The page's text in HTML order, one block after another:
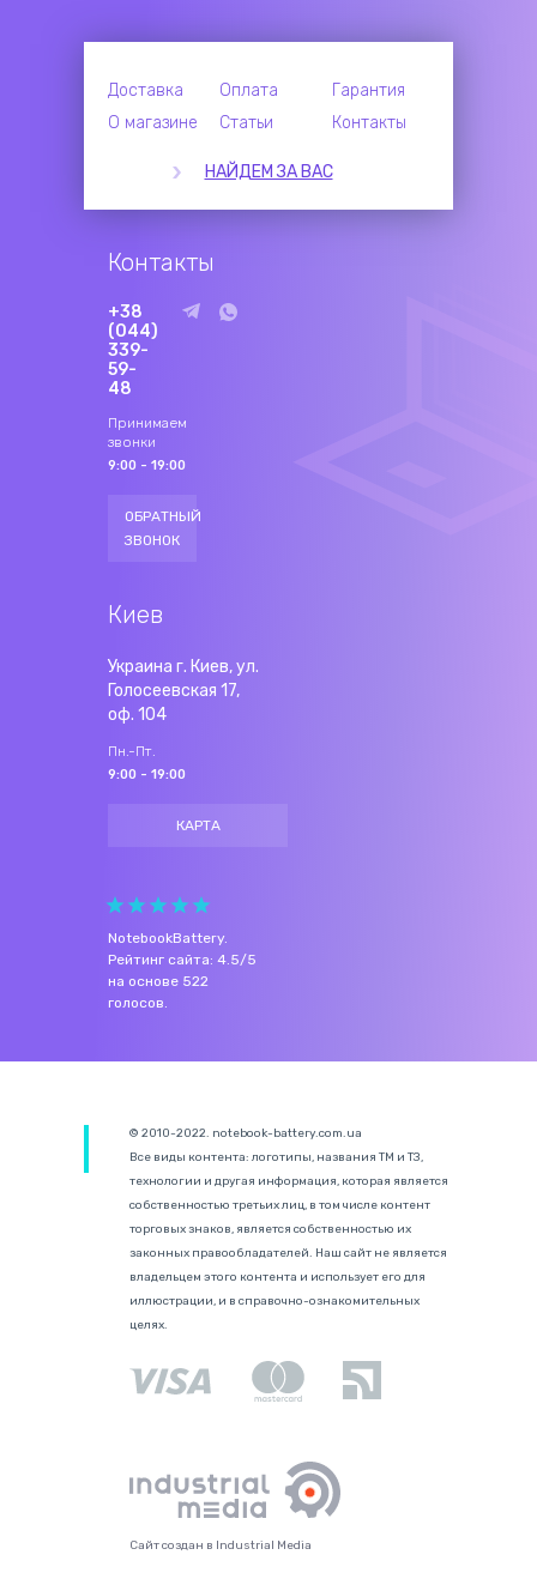
Доставка Оплата
Гарантия
О магазине
Статьи Контакты
НАЙДЕМ ЗА ВАС
Контакты
+38
(044)
339-
59-
48
Принимаем
звонки
9:00 - 19:00
ОБРАТНЫЙ
ЗВОНОК
Киев
Украина г. Киев, ул.
Голосеевская 17,
оф. 104
Пн.-Пт.
9:00 - 19:00
КАРТА
NotebookBattery.
Рейтинг сайта: 4.5/5
на основе 522
голосов.
© 2010-2022. notebook-battery.com.ua
Все виды контента: логотипы, названия ТМ и ТЗ,
технологии и другая информация, которая является
собственностью третьих лиц, в том числе контент
торговых знаков, является собственностью их
законных правообладателей. Наш сайт не является
владельцем этого контента и использует его для
иллюстрации, и в справочно-ознакомительных
целях.
Сайт создан в Industrial Media